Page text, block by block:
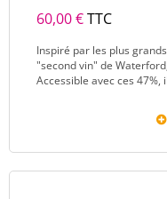
60,00 €TTC
Inspiré par les plus
"second vin" de
Accessible avec ces